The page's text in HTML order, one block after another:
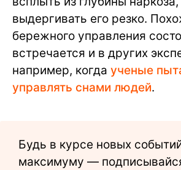
выдергивать его резко.
бережного управления
встречается и в других
например, когда ученые
управлять снами людей.
Будь в курсе новых
максимуму —